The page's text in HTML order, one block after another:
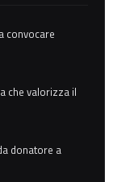
convocare
che valorizza il
donatore a